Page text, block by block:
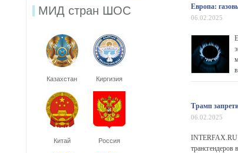
МИД стран ШОС
Казахстан Киргизия
Китай Россия
Европа:
06.02.2025
Трамп
06.02.2025
INTERFAX.RU